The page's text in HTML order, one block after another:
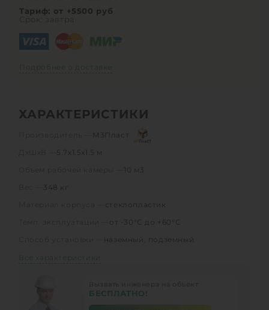
Тариф: от +5500 руб
Срок: завтра
Подробнее о доставке
ХАРАКТЕРИСТИКИ
М3Пласт
5.7х1.5х1.5 м
10 м3
348 кг
стеклопластик
от -30°C до +60°C
наземный, подземный
Все характеристики
БЕСПЛАТНО!